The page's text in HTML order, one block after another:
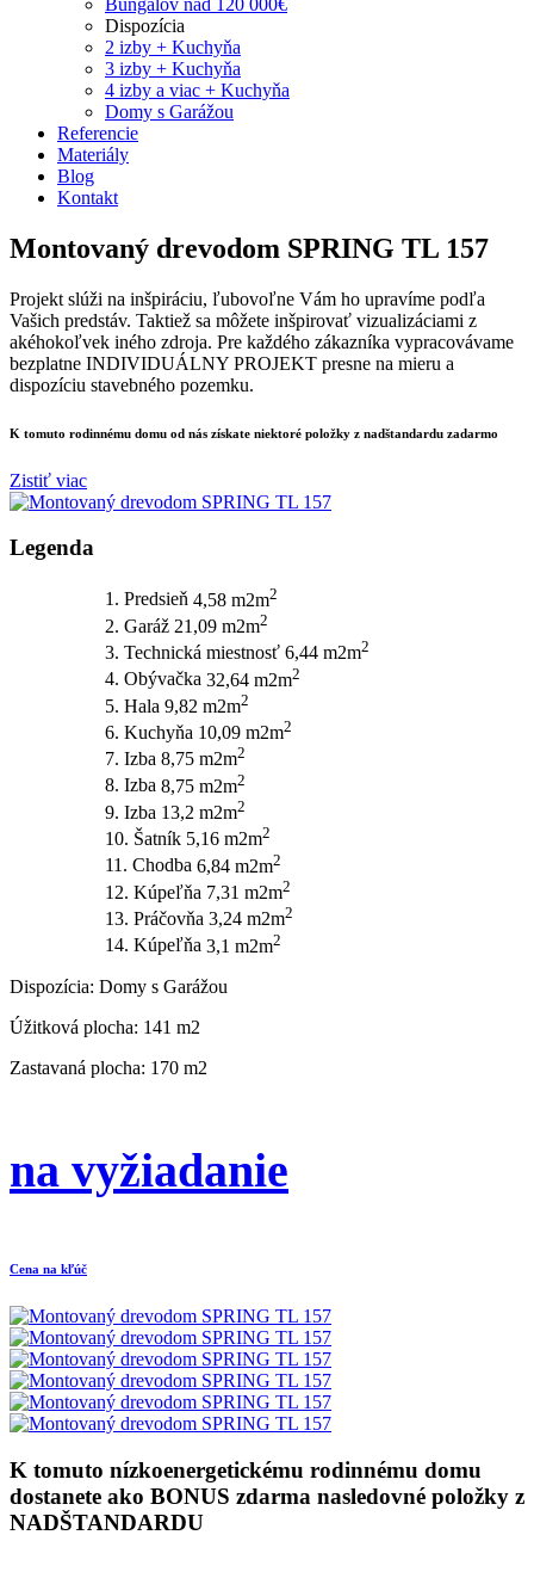
Bungalov nad 120 000€
Dispozícia
2 izby + Kuchyňa
3 izby + Kuchyňa
4 izby a viac + Kuchyňa
Domy s Garážou
Referencie
Materiály
Blog
Kontakt
Montovaný drevodom SPRING TL 157
Projekt slúži na inšpiráciu, ľubovoľne Vám ho upravíme podľa
Vašich predstáv. Taktiež sa môžete inšpirovať vizualizáciami z
akéhokoľvek iného zdroja. Pre každého zákazníka vypracovávame
bezplatne INDIVIDUÁLNY PROJEKT presne na mieru a
dispozíciu stavebného pozemku.
K tomuto rodinnému domu od nás získate niektoré položky z nadštandardu zadarmo
Zistiť viac
Legenda
1. Predsieň 4,58 m2m2
2. Garáž 21,09 m2m2
3. Technická miestnosť 6,44 m2m2
4. Obývačka 32,64 m2m2
5. Hala 9,82 m2m2
6. Kuchyňa 10,09 m2m2
7. Izba 8,75 m2m2
8. Izba 8,75 m2m2
9. Izba 13,2 m2m2
10. Šatník 5,16 m2m2
11. Chodba 6,84 m2m2
12. Kúpeľňa 7,31 m2m2
13. Práčovňa 3,24 m2m2
14. Kúpeľňa 3,1 m2m2
Dispozícia: Domy s Garážou
Úžitková plocha: 141 m2
Zastavaná plocha: 170 m2
na vyžiadanie
Cena na kľúč
K tomuto nízkoenergetickému rodinnému domu
dostanete ako BONUS zdarma nasledovné položky z
NADŠTANDARDU